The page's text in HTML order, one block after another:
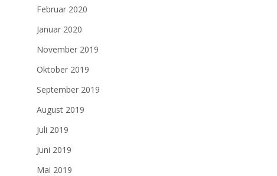
Februar 2020
Januar 2020
November 2019
Oktober 2019
September 2019
August 2019
Juli 2019
Juni 2019
Mai 2019